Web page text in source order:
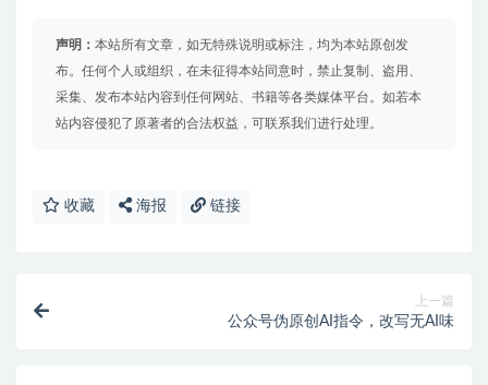
声明： 本站所有文章，如无特殊说明或标注，均为本站原创发
布。任何个人或组织，在未征得本站同意时，禁止复制、盗用、
采集、发布本站内容到任何网站、书籍等各类媒体平台。如若本
站内容侵犯了原著者的合法权益，可联系我们进行处理。
收藏 海报 链接
上一篇
公众号伪原创AI指令，改写无AI味